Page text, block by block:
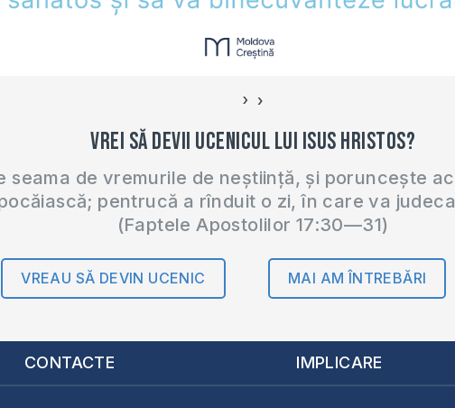
‹ ›
Vrei să devii ucenicul lui Isus Hristos?
seama de vremurile de neștiință, și poruncește
pentrucă a rînduit o zi, în care va
(Faptele Apostolilor 17:30—31)
VREAU SĂ DEVIN UCENIC MAI AM ÎNTREBĂRI
CONTACTE IMPLICARE